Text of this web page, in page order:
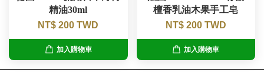
精油30ml
NT$ 200 TWD
加入購物車
檀香乳油木果手工皂
NT$ 200 TWD
加入購物車